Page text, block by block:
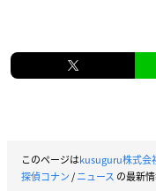
このページはkusuguru株式会
探偵コナン/ニュース の最新